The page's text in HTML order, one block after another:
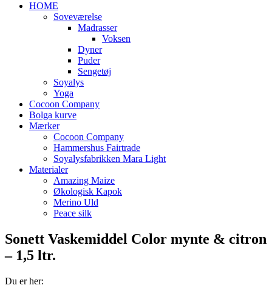
HOME
Soveværelse
Madrasser
Voksen
Dyner
Puder
Sengetøj
Soyalys
Yoga
Cocoon Company
Bolga kurve
Mærker
Cocoon Company
Hammershus Fairtrade
Soyalysfabrikken Mara Light
Materialer
Amazing Maize
Økologisk Kapok
Merino Uld
Peace silk
Sonett Vaskemiddel Color mynte & citron
– 1,5 ltr.
Du er her: